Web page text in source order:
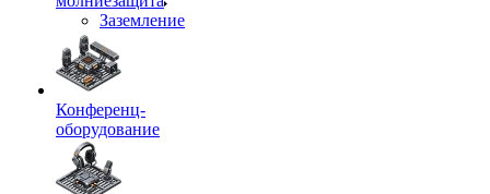
Заземление
Конференц-
оборудование